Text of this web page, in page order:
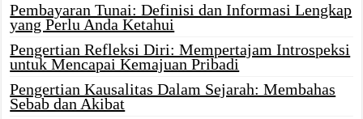
Pembayaran Tunai: Definisi dan Informasi Lengkap
yang Perlu Anda Ketahui
Pengertian Refleksi Diri: Mempertajam Introspeksi
untuk Mencapai Kemajuan Pribadi
Pengertian Kausalitas Dalam Sejarah: Membahas
Sebab dan Akibat